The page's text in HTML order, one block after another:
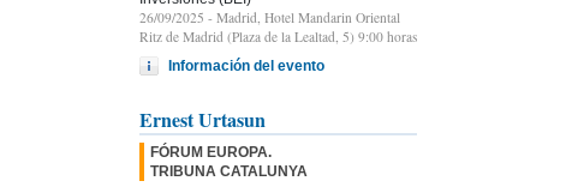
26/09/2025 - Madrid, Hotel Mandarin Oriental
Ritz de Madrid (Plaza de la Lealtad, 5) 9:00 horas
Información del evento
Ernest Urtasun
FÓRUM EUROPA.
TRIBUNA CATALUNYA